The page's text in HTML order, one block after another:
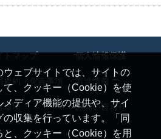
ウェブサイトでは、サイトの
て、クッキー（Cookie）を使
メディア機能の提供や、サイ
の収集を行っています。「同
、クッキー（Cookie）を用
トマップ 個人情報保護
規約・免責事項
環境 お問い合わせ